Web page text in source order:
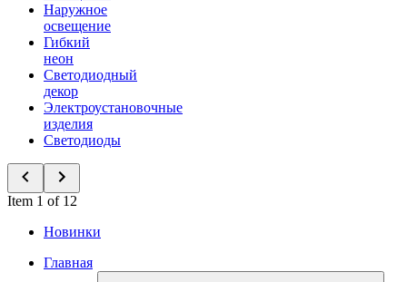
Наружное
освещение
Гибкий
неон
Светодиодный
декор
Электроустановочные
изделия
Светодиоды
Item 1 of 12
Новинки
Главная